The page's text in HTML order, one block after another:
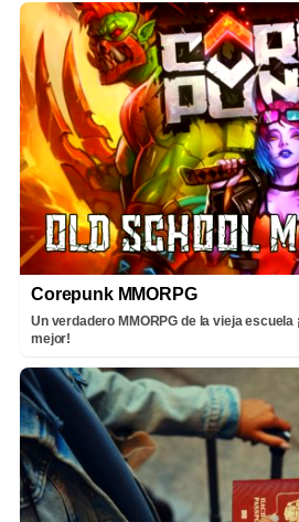
Corepunk MMORPG
Un verdadero MMORPG de la vieja escuela
mejor!